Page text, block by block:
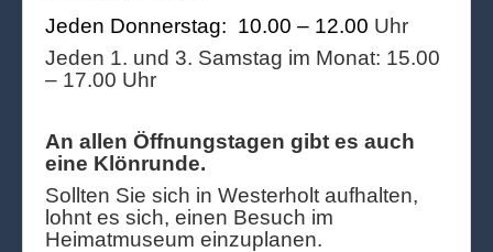
Jeden Donnerstag: 10.00 – 12.00 Uhr
Jeden 1. und 3. Samstag im Monat: 15.00
– 17.00 Uhr
An allen Öffnungstagen gibt es auch
eine Klönrunde.
Sollten Sie sich in Westerholt aufhalten,
lohnt es sich, einen Besuch im
Heimatmuseum einzuplanen.